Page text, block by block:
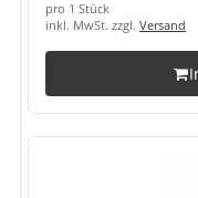
pro 1 Stück
inkl. MwSt. zzgl. Versand